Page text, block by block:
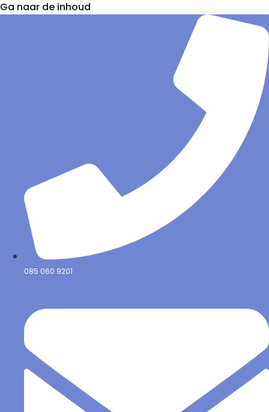
Ga naar de inhoud
085 060 9201